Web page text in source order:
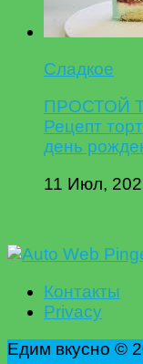
Сладкое
ПРОСТОЙ
Рецепт
день
11 Июл,
Контакты
Privacy
Едим вкусно ©